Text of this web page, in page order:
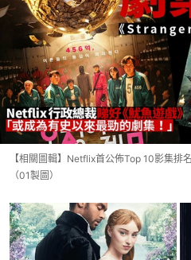
【相關圖輯】Netflix首公佈Top 10影集
（01製圖）